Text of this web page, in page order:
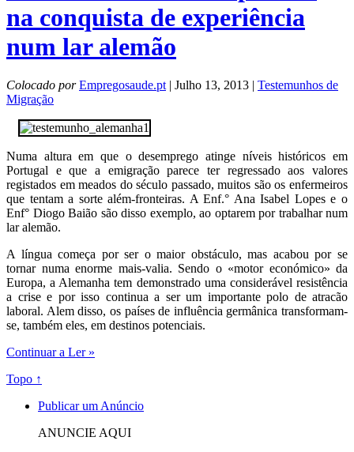
na conquista de experiência
num lar alemão
Colocado por Empregosaude.pt | Julho 13, 2013 | Testemunhos de
Migração
Numa altura em que o desemprego atinge níveis históricos em
Portugal e que a emigração parece ter regressado aos valores
registados em meados do século passado, muitos são os enfermeiros
que tentam a sorte além-fronteiras. A Enf.° Ana Isabel Lopes e o
Enf° Diogo Baião são disso exemplo, ao optarem por trabalhar num
lar alemão.
A língua começa por ser o maior obstáculo, mas acabou por se
tornar numa enorme mais-valia. Sendo o «motor económico» da
Europa, a Alemanha tem demonstrado uma considerável resistência
a crise e por isso continua a ser um importante polo de atracão
laboral. Alem disso, os países de influência germânica transformam-
se, também eles, em destinos potenciais.
Continuar a Ler »
Topo ↑
Publicar um Anúncio
ANUNCIE AQUI